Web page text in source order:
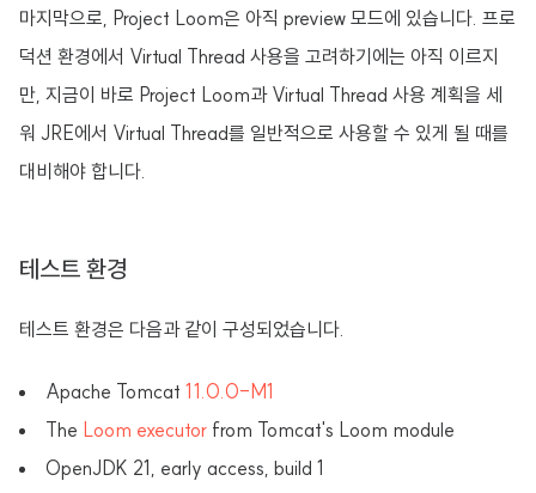
마지막으로, Project Loom은 아직 preview 모드에 있습니다. 프로
덕션 환경에서 Virtual Thread 사용을 고려하기에는 아직 이르지
만, 지금이 바로 Project Loom과 Virtual Thread 사용 계획을 세
워 JRE에서 Virtual Thread를 일반적으로 사용할 수 있게 될 때를
대비해야 합니다.
테스트 환경
테스트 환경은 다음과 같이 구성되었습니다.
Apache Tomcat 11.0.0-M1
The Loom executor from Tomcat's Loom module
OpenJDK 21, early access, build 1